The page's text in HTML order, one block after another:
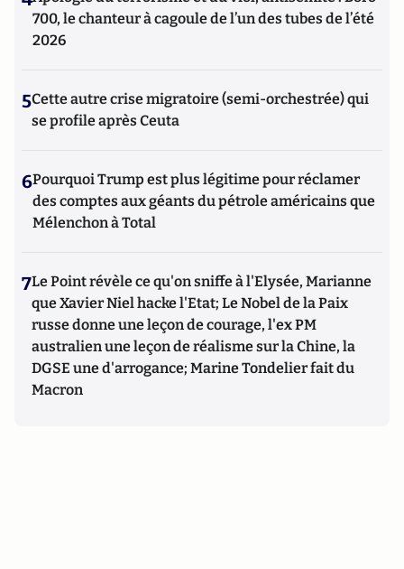
700, le chanteur à cagoule de l’un des tubes de l’été
2026
5Cette autre crise migratoire (semi-orchestrée) qui
se profile après Ceuta
6Pourquoi Trump est plus légitime pour réclamer
des comptes aux géants du pétrole américains que
Mélenchon à Total
7Le Point révèle ce qu'on sniffe à l'Elysée, Marianne
que Xavier Niel hacke l'Etat; Le Nobel de la Paix
russe donne une leçon de courage, l'ex PM
australien une leçon de réalisme sur la Chine, la
DGSE une d'arrogance; Marine Tondelier fait du
Macron